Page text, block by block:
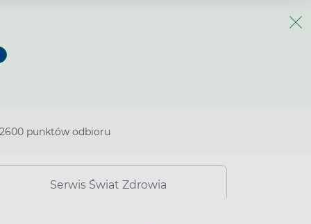
2600 punktów odbioru
Serwis Świat Zdrowia